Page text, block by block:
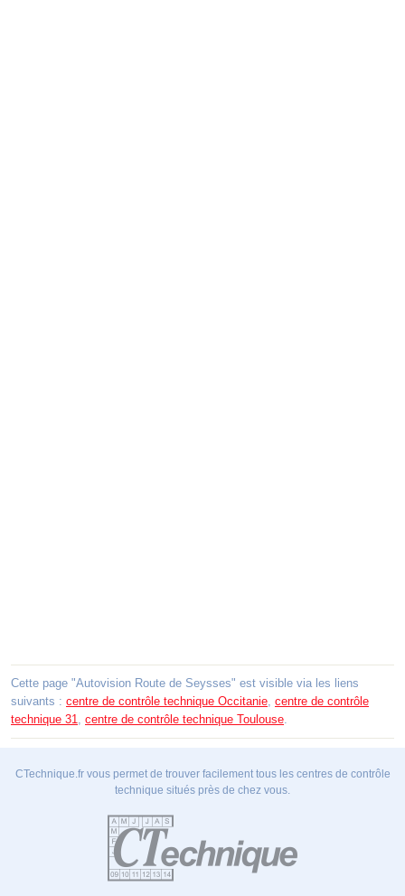
Cette page "Autovision Route de Seysses" est visible via les liens
suivants : centre de contrôle technique Occitanie, centre de contrôle
technique 31, centre de contrôle technique Toulouse.
CTechnique.fr vous permet de trouver facilement tous les centres de contrôle
technique situés près de chez vous.